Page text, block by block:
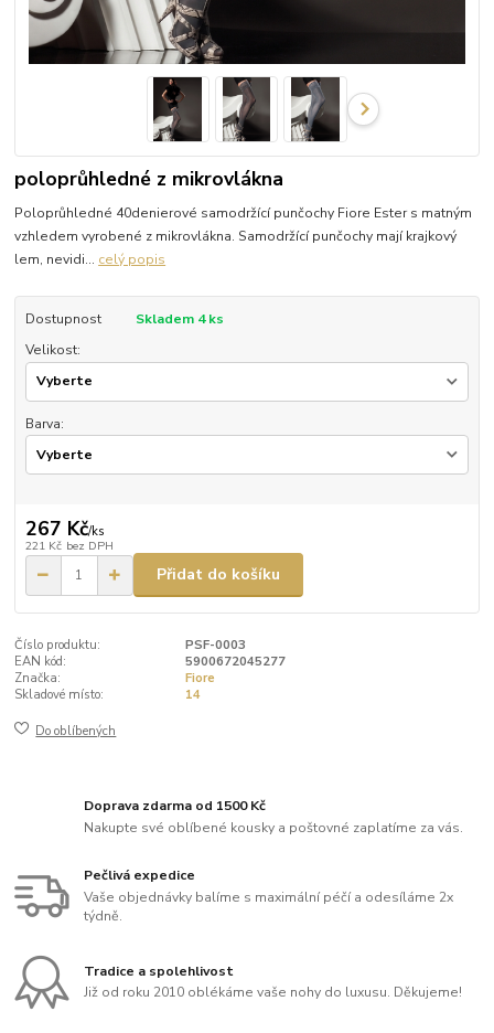
poloprůhledné z mikrovlákna
Poloprůhledné 40denierové samodržící punčochy Fiore Ester s matným
vzhledem vyrobené z mikrovlákna. Samodržící punčochy mají krajkový
lem, nevidi... celý popis
Dostupnost
Skladem 4 ks
Velikost:
Barva:
267 Kč/ks
221 Kč bez DPH
Přidat do košíku
Číslo produktu:
PSF-0003
EAN kód:
5900672045277
Značka:
Fiore
Skladové místo:
14
Do oblíbených
Doprava zdarma od 1500 Kč
Nakupte své oblíbené kousky a poštovné zaplatíme za vás.
Pečlivá expedice
Vaše objednávky balíme s maximální péčí a odesíláme 2x
týdně.
Tradice a spolehlivost
Již od roku 2010 oblékáme vaše nohy do luxusu. Děkujeme!